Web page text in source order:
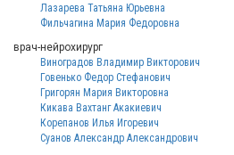
Лазарева Татьяна Юрьевна
Фильчагина Мария Федоровна
врач-нейрохирург
Виноградов Владимир Викторович
Говенько Федор Стефанович
Григорян Мария Викторовна
Кикава Вахтанг Акакиевич
Корепанов Илья Игоревич
Суанов Александр Александрович